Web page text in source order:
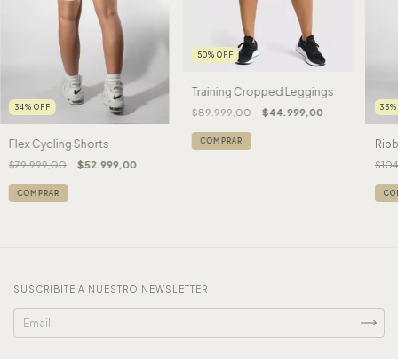
34% OFF
Flex Cycling Shorts
$79.999,00 $52.999,00
COMPRAR
50% OFF
Training Cropped Leggings
$89.999,00 $44.999,00
COMPRAR
33
SUSCRIBITE A NUESTRO NEWSLETTER